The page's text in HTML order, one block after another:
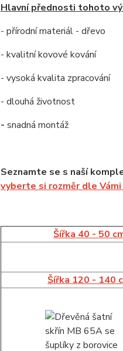
Hlavní přednosti tohoto
- přírodní materiál - dřevo
- kvalitní kovové kování
- vysoká kvalita zpracování
- dlouhá životnost
- snadná montáž
Seznamte se s naší
vyberte si rozměr dle
Šířka 40 - 50
Šířka 120 - 140